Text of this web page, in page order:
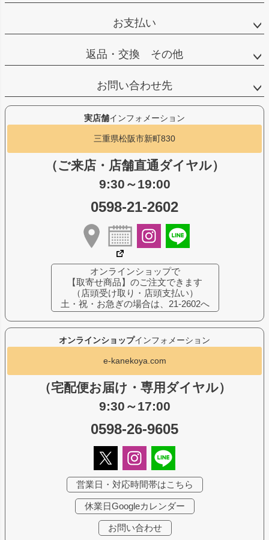
お支払い
返品・交換 その他
お問い合わせ先
オンラインショップインフォメーション
e-kanekoya.com
（宅配便お届け・専用ダイヤル）
9:30～17:00
0598-26-9605
営業日・対応時間帯はこちら
休業日Googleカレンダー
お問い合わせ
実店舗インフォメーション
三重県松阪市新町830
（ご来店・店舗直通ダイヤル）
9:30～19:00
0598-21-2602
オンラインショップで
【取寄せ商品】のご注文できます
（店頭受け取り・店頭支払い）
土・祝・お急ぎの場合は、21-2602へ